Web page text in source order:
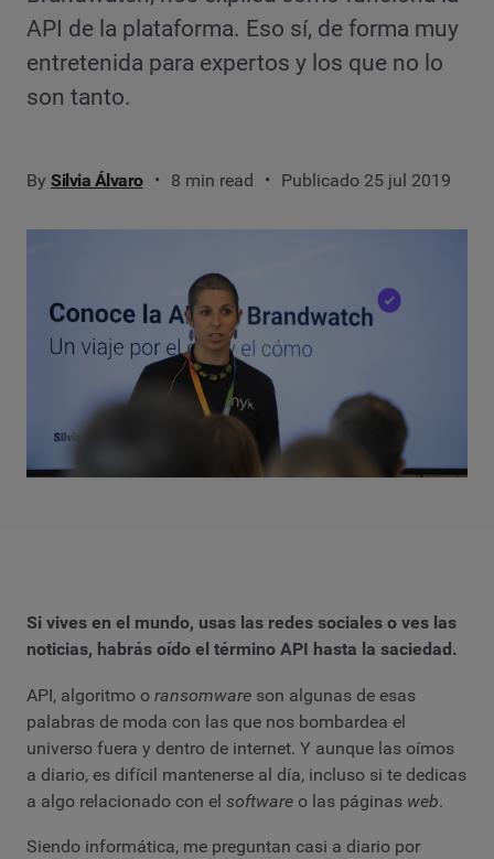
API de la plataforma. Eso sí, de forma muy
entretenida para expertos y los que no lo
son tanto.
By Silvia Álvaro 8 min read Publicado 25 jul 2019
Si vives en el mundo, usas las redes sociales o ves las
noticias, habrás oído el término API hasta la saciedad.
API, algoritmo o ransomware son algunas de esas
palabras de moda con las que nos bombardea el
universo fuera y dentro de internet. Y aunque las oímos
a diario, es difícil mantenerse al día, incluso si te dedicas
a algo relacionado con el software o las páginas web.
Siendo informática, me preguntan casi a diario por